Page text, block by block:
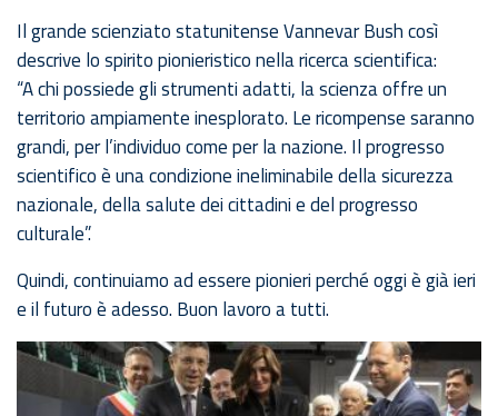
Il grande scienziato statunitense Vannevar Bush così
descrive lo spirito pionieristico nella ricerca scientifica:
“A chi possiede gli strumenti adatti, la scienza offre un
territorio ampiamente inesplorato. Le ricompense saranno
grandi, per l’individuo come per la nazione. Il progresso
scientifico è una condizione ineliminabile della sicurezza
nazionale, della salute dei cittadini e del progresso
culturale”.
Quindi, continuiamo ad essere pionieri perché oggi è già ieri
e il futuro è adesso. Buon lavoro a tutti.